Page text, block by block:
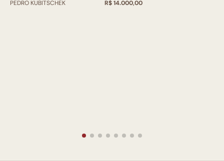
PEDRO KUBITSCHEK
R$ 14.000,00